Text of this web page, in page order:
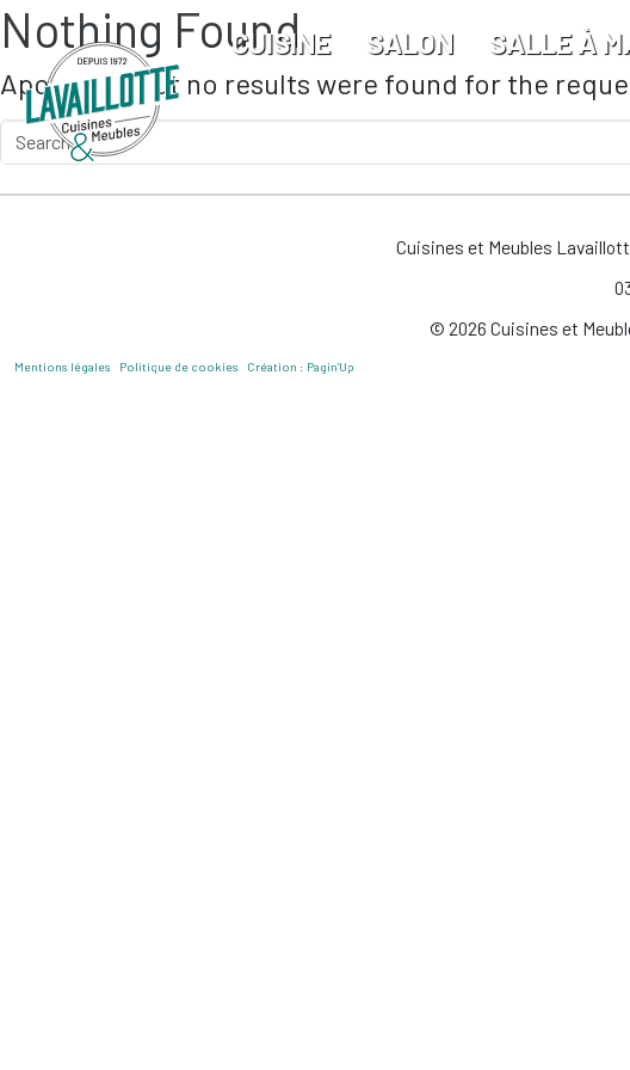
Skip to main content
CUISINE SALON SALLE À
Nothing Found
Apologies, but no results were found for the
Cuisines et Meubles
© 2026 Cuisines et
Mentions légales Politique de cookies Création : Pagin’Up